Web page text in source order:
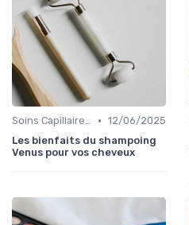
Soins Capillaires Bio • 12/06/2025
Les bienfaits du shampoing
Venus pour vos cheveux